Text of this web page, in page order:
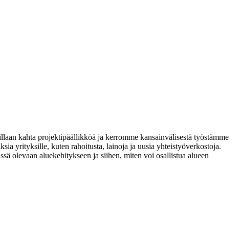
kahta projektipäällikköä ja kerromme kansainvälisestä työstämme
yrityksille, kuten rahoitusta, lainoja ja uusia yhteistyöverkostoja.
olevaan aluekehitykseen ja siihen, miten voi osallistua alueen